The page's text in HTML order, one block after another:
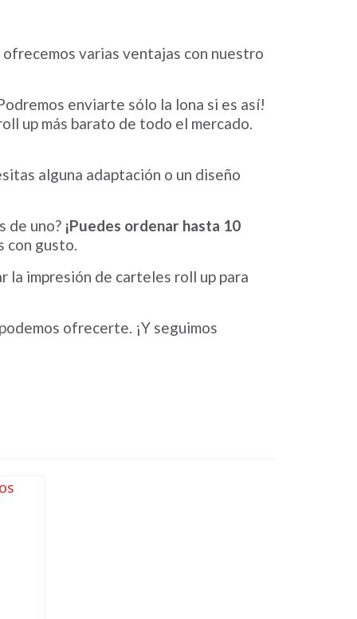
varias ventajas con nuestro
enviarte sólo la lona si es así!
up más barato de todo el mercado.
alguna adaptación o un diseño
de uno? ¡Puedes ordenar hasta 10
con gusto.
la impresión de carteles roll up para
ofrecerte. ¡Y seguimos